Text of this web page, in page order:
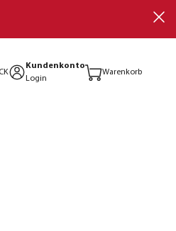
Kundenkonto
Login
Warenkorb